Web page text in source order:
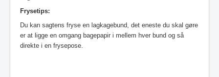
Frysetips:
Du kan sagtens fryse en lagkagebund, det eneste du skal gøre
er at ligge en omgang bagepapir i mellem hver bund og så
direkte i en frysepose.